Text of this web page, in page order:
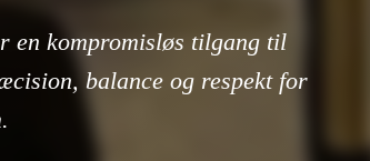
en kompromisløs tilgang til
balance og respekt for